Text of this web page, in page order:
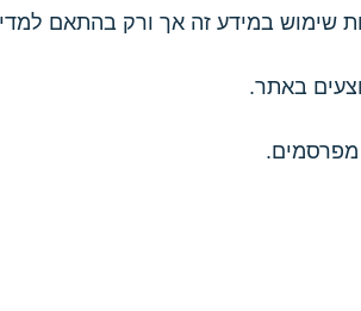
במידע זה אך ורק בהתאם
באתר.
מפרסמים.